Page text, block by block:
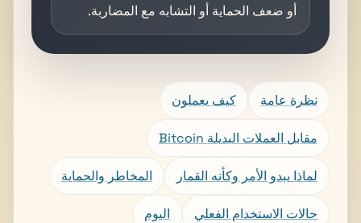
أو ضعف الحماية أو التشابه مع المضاربة.
نظرة عامة كيف يعملون
Bitcoin مقابل العملات البديلة
لماذا يبدو الأمر وكأنه القمار المخاطر والحماية
حالات الاستخدام الفعلي اليوم